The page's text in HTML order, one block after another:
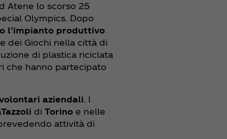
Atene lo scorso 25
Olympics. Dopo
l’impianto produttivo
dei Giochi nella città di
di plastica riciclata
che hanno partecipato
aziendali. I
di Torino e nelle
attività di